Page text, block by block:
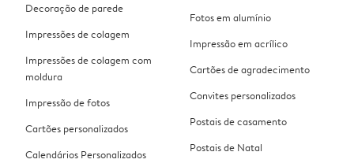
Decoração de parede
Impressões de colagem
Impressões de colagem com
moldura
Impressão de fotos
Cartões personalizados
Calendários Personalizados
Fotos em alumínio
Impressão em acrílico
Cartões de agradecimento
Convites personalizados
Postais de casamento
Postais de Natal